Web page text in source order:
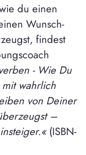
du einen
Wunsch-
findest
- Wie Du
wahrlich
von Deiner
–
(ISBN-